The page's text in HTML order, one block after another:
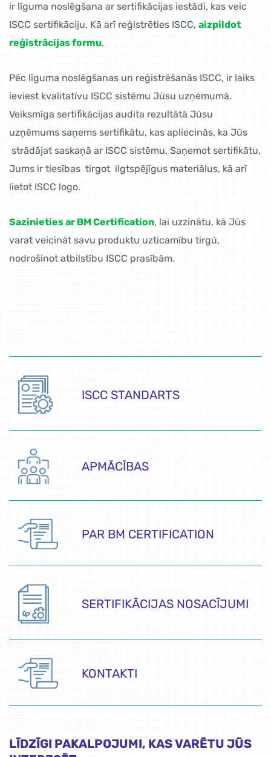
ir līguma noslēgšana ar sertifikācijas iestādi, kas veic
ISCC sertifikāciju. Kā arī reģistrēties ISCC, aizpildot
reģistrācijas formu.
Pēc līguma noslēgšanas un reģistrēšanās ISCC, ir laiks
ieviest kvalitatīvu ISCC sistēmu Jūsu uzņēmumā.
Veiksmīga sertifikācijas audita rezultātā Jūsu
uzņēmums saņems sertifikātu, kas apliecinās, ka Jūs
strādājat saskaņā ar ISCC sistēmu. Saņemot sertifikātu,
Jums ir tiesības tirgot ilgtspējīgus materiālus, kā arī
lietot ISCC logo.
Sazinieties ar BM Certification, lai uzzinātu, kā Jūs
varat veicināt savu produktu uzticamību tirgū,
nodrošinot atbilstību ISCC prasībām.
ISCC STANDARTS
APMĀCĪBAS
PAR BM CERTIFICATION
SERTIFIKĀCIJAS NOSACĪJUMI
KONTAKTI
LĪDZĪGI PAKALPOJUMI, KAS VARĒTU JŪS